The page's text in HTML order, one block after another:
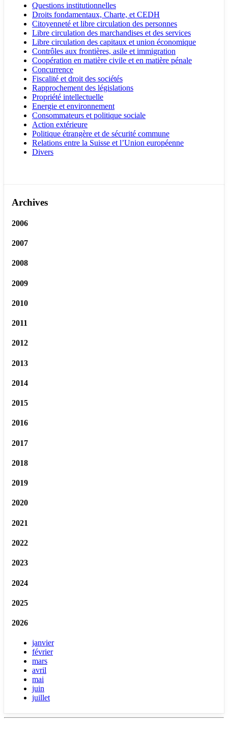
Questions institutionnelles
Droits fondamentaux, Charte, et CEDH
Citoyenneté et libre circulation des personnes
Libre circulation des marchandises et des services
Libre circulation des capitaux et union économique
Contrôles aux frontières, asile et immigration
Coopération en matière civile et en matière pénale
Concurrence
Fiscalité et droit des sociétés
Rapprochement des législations
Propriété intellectuelle
Energie et environnement
Consommateurs et politique sociale
Action extérieure
Politique étrangère et de sécurité commune
Relations entre la Suisse et l’Union européenne
Divers
Archives
2006
2007
2008
2009
2010
2011
2012
2013
2014
2015
2016
2017
2018
2019
2020
2021
2022
2023
2024
2025
2026
janvier
février
mars
avril
mai
juin
juillet